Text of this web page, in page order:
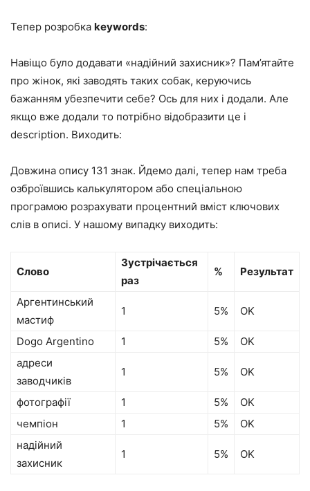
Тепер розробка keywords:
Навіщо було додавати «надійний захисник»? Пам’ятайте
про жінок, які заводять таких собак, керуючись
бажанням убезпечити себе? Ось для них і додали. Але
якщо вже додали то потрібно відобразити це і
description. Виходить:
Довжина опису 131 знак. Йдемо далі, тепер нам треба
озброївшись калькулятором або спеціальною
програмою розрахувати процентний вміст ключових
слів в описі. У нашому випадку виходить:
Слово
Зустрічається
раз
% Результат
Аргентинський
мастиф
1 5% OK
Dogo Argentino 1 5%
OK
адреси
заводчиків
1 5% OK
фотографії 1 5%
OK
чемпіон
1 5%
OK
надійний
захисник
1 5% OK